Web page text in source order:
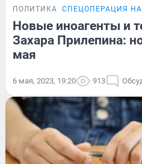
ПОЛИТИКА СПЕЦОПЕРАЦИЯ
Новые иноагенты и
Захара Прилепина:
мая
6 мая, 2023, 19:20 913